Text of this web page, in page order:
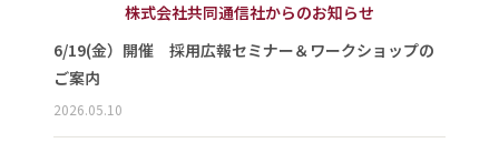
株式会社共同通信社からのお知らせ
6/19(金）開催 採用広報セミナー＆ワークショップの
ご案内
2026.05.10